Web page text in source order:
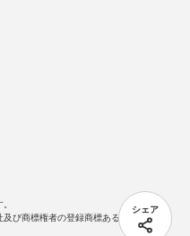
シェア
び商標権者の登録商標あるいは商標で